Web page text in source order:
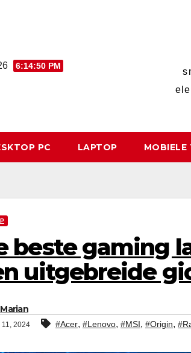
6:14:51 PM
PC LAPTOP MOBIELE
beste gaming
uitgebreide
Marian
11, 2024 #Acer, #Lenovo, #MSI, #Origin,